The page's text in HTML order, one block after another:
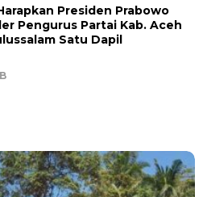
Presiden Prabowo
Pengurus Partai Kab. Aceh
Satu Dapil